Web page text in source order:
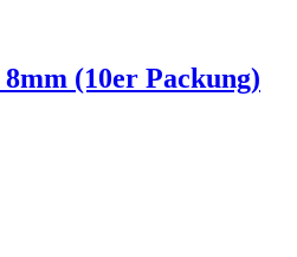
(10er Packung)